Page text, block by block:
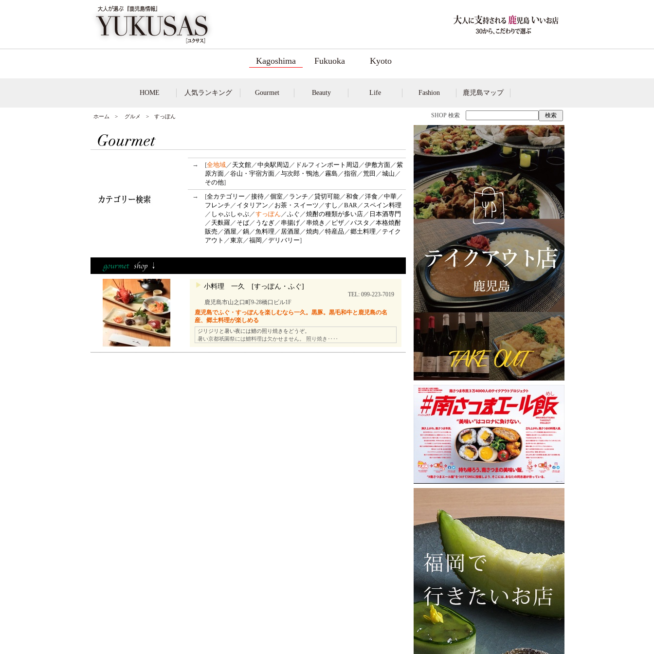
Kagoshima Fukuoka Kyoto
HOME 人気ランキング Gourmet Beauty Life Fashion 鹿児島マップ
ホーム > グルメ > すっぽん SHOP 検索
→ [全地域／ 天文館／中央駅周辺 ／ ドルフィンポート周辺 ／伊敷方面／紫
原方面／谷山・宇宿方面／与次郎・鴨池／霧島 ／指宿／荒田 ／城山 ／
その他]
→
[全カテゴリー ／接待／個室／ ランチ ／貸切可能／和食／洋食／中華／
フレンチ ／ イタリアン ／ お茶・スイーツ ／すし ／BAR／ スペイン料理
／ しゃぶしゃぶ／すっぽん ／ふぐ ／焼酎の種類が多い店／ 日本酒専門
／ 天麩羅／ そば／ うなぎ／ 串揚げ／ 串焼き ／ ピザ／パスタ ／本格焼酎
販売 ／酒屋 ／鍋／魚料理 ／ 居酒屋 ／焼肉 ／特産品 ／郷土料理 ／ テイク
アウト ／東京／福岡 ／デリバリー]
小料理 一久 [すっぽん・ふぐ]
TEL: 099-223-7019
鹿児島市山之口町9-28橋口ビル1F
鹿児島でふぐ・すっぽんを楽しむなら一久。黒豚。黒毛和牛と鹿児島の名
産、郷土料理が楽しめる
ジリジリと暑い夜には鱧の照り焼きをどうぞ。
暑い京都祇園祭には鱧料理は欠かせません。 照り焼き‥‥